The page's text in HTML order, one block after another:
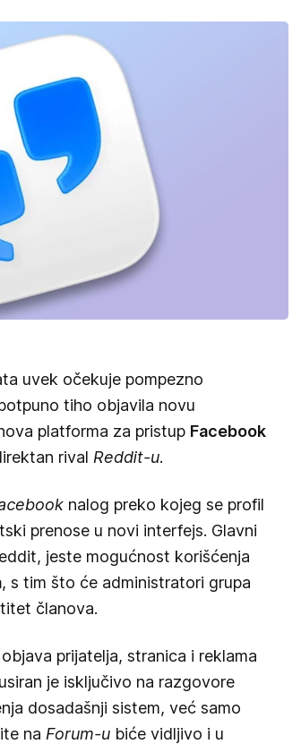
uvek očekuje pompezno
tiho objavila novu
platforma za pristup Facebook
rival Reddit-u.
nalog preko kojeg se profil
prenose u novi interfejs. Glavni
jeste mogućnost korišćenja
, s tim što će administratori grupa
članova.
prijatelja, stranica i reklama
je isključivo na razgovore
dosadašnji sistem, već samo
na Forum-u biće vidljivo i u